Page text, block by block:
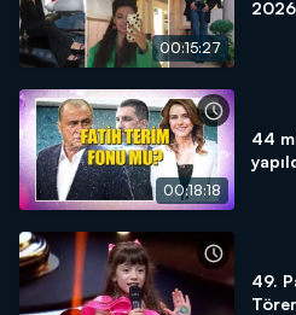
00:15:27
00:18:18
44
49.